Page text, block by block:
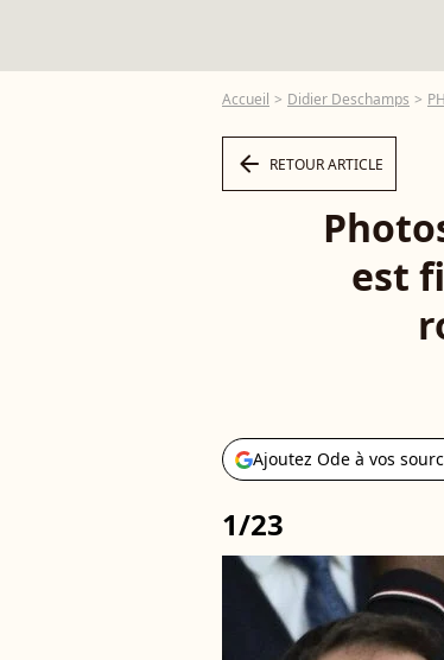
Accueil Didier Deschamps
arrow_left RETOUR ARTICLE
est
Ajoutez Ode à vos
1/23